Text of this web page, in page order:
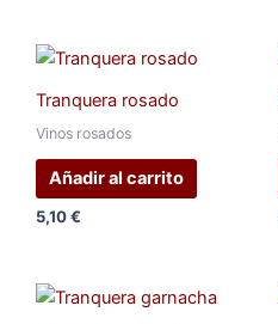
Tranquera rosado
Vinos rosados
Añadir al carrito
5,10€